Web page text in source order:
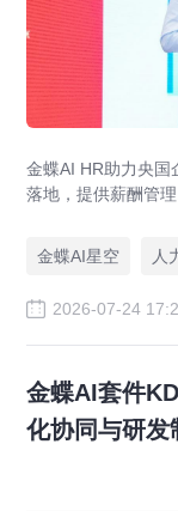
金蝶AI HR助力央国
落地，提供薪酬管
金蝶AI星空
人
2026-07-24
金蝶AI套件
化协同与研发